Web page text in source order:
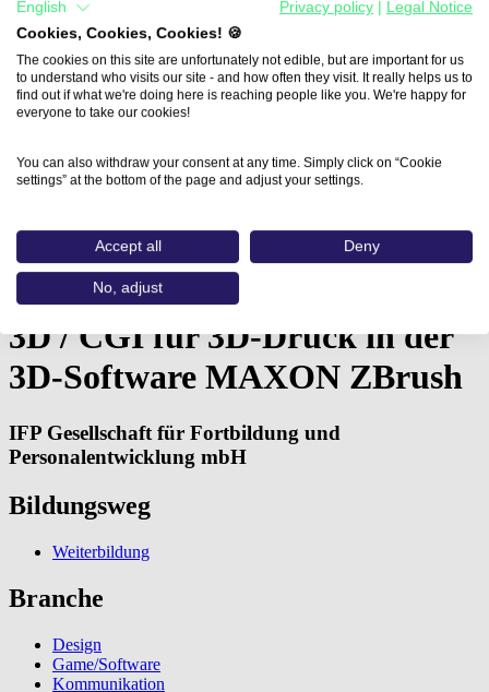
Aus- und Weiterbildungen
3D / CGI für…
3D / CGI für 3D-Druck in der
3D-Software MAXON ZBrush
IFP Gesellschaft für Fortbildung und
Personalentwicklung mbH
Bildungsweg
Weiterbildung
Branche
Design
Game/Software
Kommunikation
English Privacy policy
Legal Notice
Cookies, Cookies, Cookies! 🍪
The cookies on this site are unfortunately not edible, but are important for us
to understand who visits our site - and how often they visit. It really helps us to
find out if what we're doing here is reaching people like you. We're happy for
everyone to take our cookies!
You can also withdraw your consent at any time. Simply click on “Cookie
settings” at the bottom of the page and adjust your settings.
Accept all Deny
No, adjust